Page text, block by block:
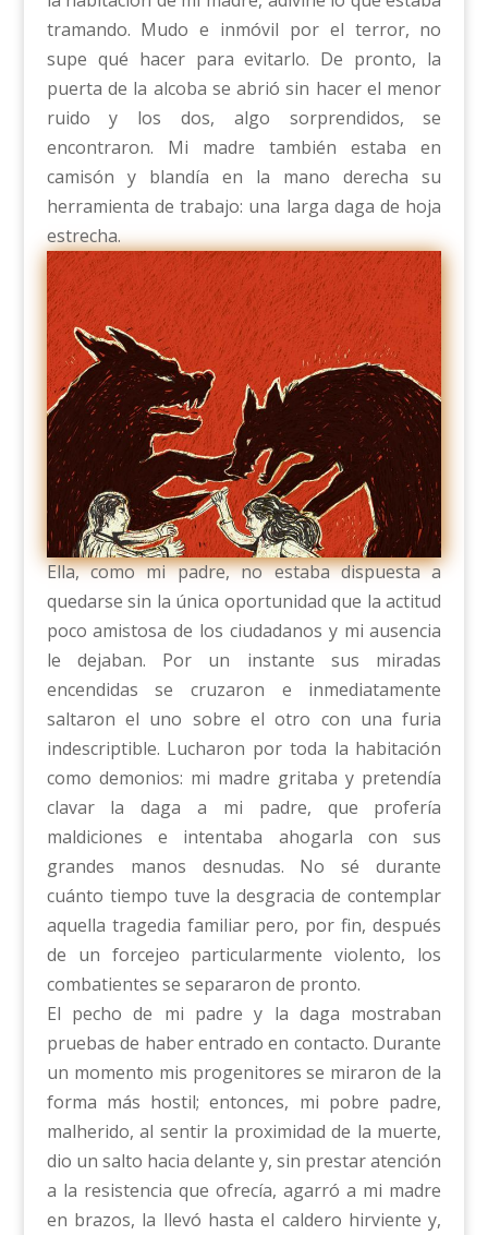
tramando. Mudo e inmóvil por el terror, no
supe qué hacer para evitarlo. De pronto, la
puerta de la alcoba se abrió sin hacer el menor
ruido y los dos, algo sorprendidos, se
encontraron. Mi madre también estaba en
camisón y blandía en la mano derecha su
herramienta de trabajo: una larga daga de hoja
estrecha.
Ella, como mi padre, no estaba dispuesta a
quedarse sin la única oportunidad que la actitud
poco amistosa de los ciudadanos y mi ausencia
le dejaban. Por un instante sus miradas
encendidas se cruzaron e inmediatamente
saltaron el uno sobre el otro con una furia
indescriptible. Lucharon por toda la habitación
como demonios: mi madre gritaba y pretendía
clavar la daga a mi padre, que profería
maldiciones e intentaba ahogarla con sus
grandes manos desnudas. No sé durante
cuánto tiempo tuve la desgracia de contemplar
aquella tragedia familiar pero, por fin, después
de un forcejeo particularmente violento, los
combatientes se separaron de pronto.
El pecho de mi padre y la daga mostraban
pruebas de haber entrado en contacto. Durante
un momento mis progenitores se miraron de la
forma más hostil; entonces, mi pobre padre,
malherido, al sentir la proximidad de la muerte,
dio un salto hacia delante y, sin prestar atención
a la resistencia que ofrecía, agarró a mi madre
en brazos, la llevó hasta el caldero hirviente y,